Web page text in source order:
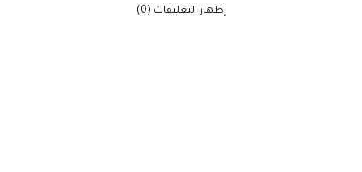
‫إظهار التعليقات (0)